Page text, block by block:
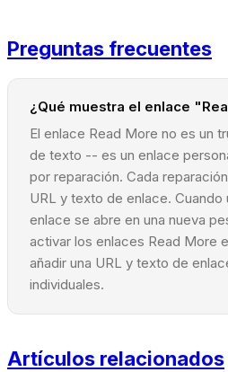
Preguntas frecuentes
¿Qué muestra el enlace
El enlace Read More no es un
de texto -- es un enlace
por reparación. Cada
URL y texto de enlace.
enlace se abre en una nueva
activar los enlaces Read More
añadir una URL y texto de
individuales.
Artículos relacionados